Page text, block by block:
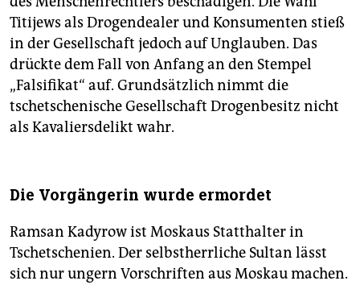
Titijews als Drogendealer und Konsumenten stieß
in der Gesellschaft jedoch auf Unglauben. Das
drückte dem Fall von Anfang an den Stempel
„Falsifikat“ auf. Grundsätzlich nimmt die
tschetschenische Gesellschaft Drogenbesitz nicht
als Kavaliersdelikt wahr.
Die Vorgängerin wurde ermordet
Ramsan Kadyrow ist Moskaus Statthalter in
Tschetschenien. Der selbstherrliche Sultan lässt
sich nur ungern Vorschriften aus Moskau machen.